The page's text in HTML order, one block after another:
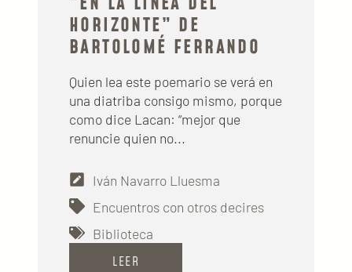
HORIZONTE” DE
BARTOLOMÉ FERRANDO
Quien lea este poemario se verá en
una diatriba consigo mismo, porque
como dice Lacan: “mejor que
renuncie quien no...
Iván Navarro Lluesma
Encuentros con otros decires
Biblioteca
LEER